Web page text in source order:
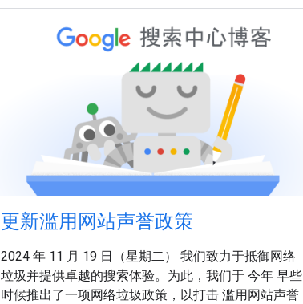
更新滥用网站声誉政策
2024 年 11 月 19 日（星期二） 我们致力于抵御网络
垃圾并提供卓越的搜索体验。为此，我们于 今年 早些
时候推出了一项网络垃圾政策，以打击 滥用网站声誉